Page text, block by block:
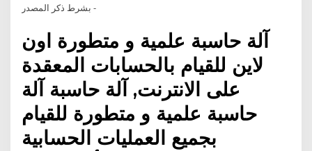
- بشرط ذكر المصدر
آلة حاسبة علمية و متطورة اون
لاين للقيام بالحسابات المعقدة
على الانترنت, آلة حاسبة آلة
حاسبة علمية و متطورة للقيام
بجميع العمليات الحسابية